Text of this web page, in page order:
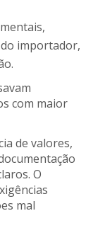
importador,
com maior
de valores,
O
mal